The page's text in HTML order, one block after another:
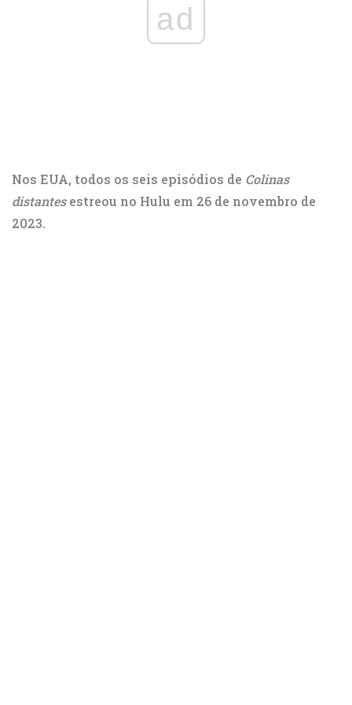
ad
Nos EUA, todos os seis episódios de Colinas
distantesestreou no Hulu em 26 de novembro de
2023.